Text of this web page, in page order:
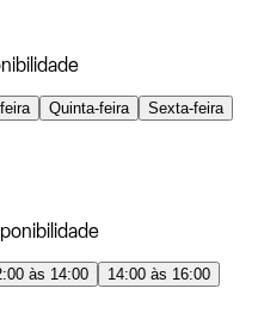
Quinta-feira
Sexta-feira
às 14:00
14:00 às 16:00